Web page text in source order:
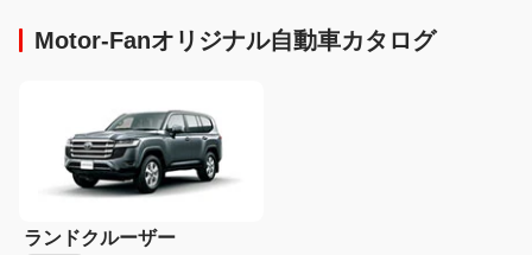
Motor-Fanオリジナル自動車カタログ
ランドクルーザー